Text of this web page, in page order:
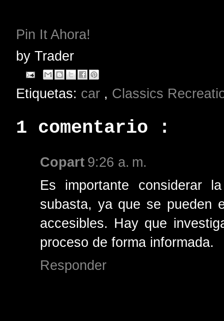
Pin It Ahora!
by Trader
Etiquetas: car , Classics
1 comentario :
Copart 9:26 a. m.
Es importante considerar
subasta, ya que se pueden
accesibles. Hay que
proceso de forma informada.
Responder